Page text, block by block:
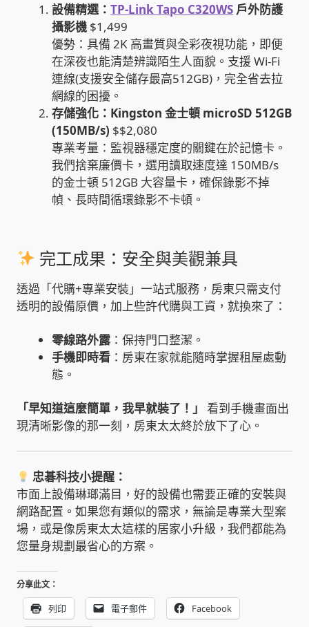
家庭水電修繕
窗簾 窗飾 丈量安裝
電腦維修銷售
電腦維護合約
電腦租賃方案
飛碟 不斷電 UPS / 穩壓器 AVR
遠距教學、在家辦公
USB隨插即用視訊攝影機
數位廣告看板播放器
電腦 工具 軟體 手冊
網路規劃架設
OpenMediaVault OMV
NAS到府安裝服務
出租套房出租 網路維護管理 房東免煩惱
設備精選：TP-Link Tapo C320WS 戶外防護
攝影機 $1,499
優勢：具備 2K 高畫質與全彩夜視功能，即便
在深夜也能清楚辨識陌生人面貌。支援 Wi-Fi
連線(支援安全儲存最高512GB)，完全省去拉
網線的困擾。
存儲強化：Kingston 金士頓 microSD 512GB
(150MB/s) $$2,080
專業考量：監視器穩定度的關鍵在於記憶卡。
我們捨棄廉價卡，選用讀取速度達 150MB/s
的金士頓 512GB 大容量卡，確保錄影不掉
幀、長時間循環錄影不卡頓。
完工成果：安全與美觀兼具
透過「代購+專業安裝」一站式服務，房東只需支付
透明的設備原價，加上些許代購與工資，就換來了：
零線路外露：保持門口整潔。
手機即時看 ：房東在家就能隨時掌握租屋處動
態。
「早知道這麼簡單，我早就裝了！」
看到手機畫面出
現清晰影像的那一刻，房東太太終於放下了心。
忠碁科技小提醒：
市面上設備琳瑯滿目，好的設備也需要正確的安裝與
網路配置。如果您有類似的需求，無論是專業大型案
場，或是像房東太太這樣的居家小升級，我們都能為
您量身規劃最省心的方案。
分享此文：
列印 電子郵件 Facebook